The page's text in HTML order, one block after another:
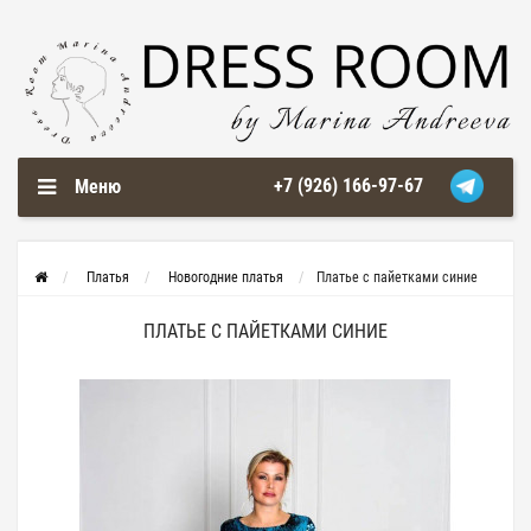
Меню +7 (926) 166-97-67
Платья Новогодние платья Платье с пайетками синие
ПЛАТЬЕ С ПАЙЕТКАМИ СИНИЕ